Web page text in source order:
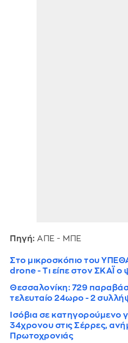
Πηγή: ΑΠΕ - ΜΠΕ
Στο μικροσκόπιο του
drone - Τι είπε στον ΣΚΑΪ
Θεσσαλονίκη: 729
τελευταίο 24ωρο - 2
Ισόβια σε κατηγορούμενο
34χρονου στις Σέρρες,
Πρωτοχρονιάς